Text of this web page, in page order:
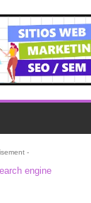
-